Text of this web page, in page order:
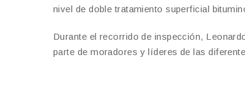
nivel de doble tratamiento superficial
Durante el recorrido de inspección,
parte de moradores y líderes de las